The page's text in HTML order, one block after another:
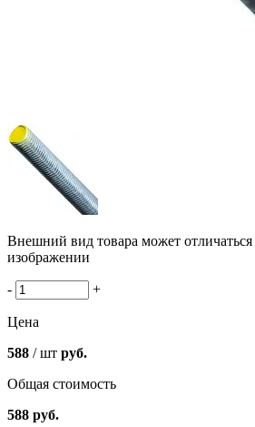
Внешний вид товара может отличаться
изображении
- +
Цена
588 / шт руб.
Общая стоимость
588 руб.